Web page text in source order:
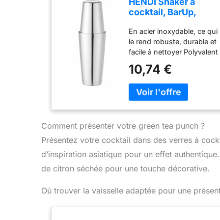
cocktail, BarUp,
on-Tin, utilisation
universelle, 2
shakers lestés :
600ml,
ø90x(H)140mm et
800ml,
ø92x(H)174mm,
vaisselle, acier
inoxydable
En acier inoxydable, ce qui
le rend robuste, durable et
facile à nettoyer Polyvalent
permet de préparer la
plupart des types de
cocktails Fermeture
hermétique, pas de fuite
Pratique à utiliser : les
deux shakers ont un
au lave-vaisselle
10,74 €
Comment présenter votre green tea punch ?
Présentez votre cocktail dans des verres à
d’inspiration asiatique pour un effet
de citron séchée pour une touche décorative.
Où trouver la vaisselle adaptée pour une